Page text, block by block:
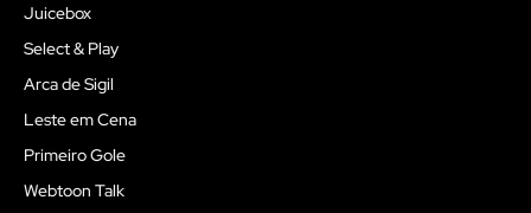
Juicebox
Select & Play
Arca de Sigil
Leste em Cena
Primeiro Gole
Webtoon Talk